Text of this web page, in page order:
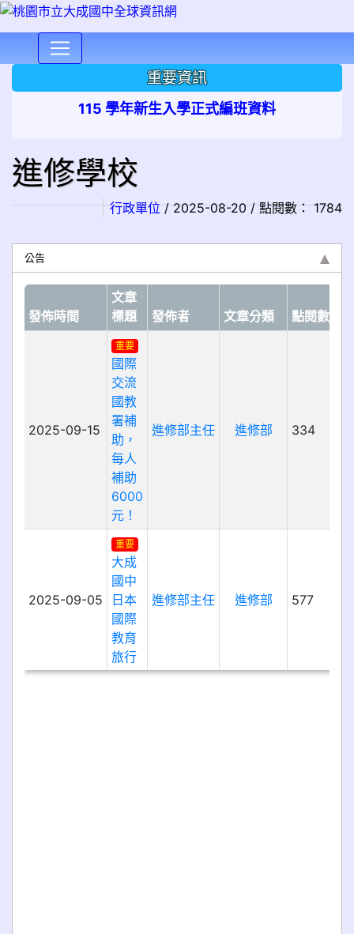
重要資訊
115 學年新生入學正式編班資料
進修學校
行政單位/ 2025-08-20 / 點閱數： 1784
公告